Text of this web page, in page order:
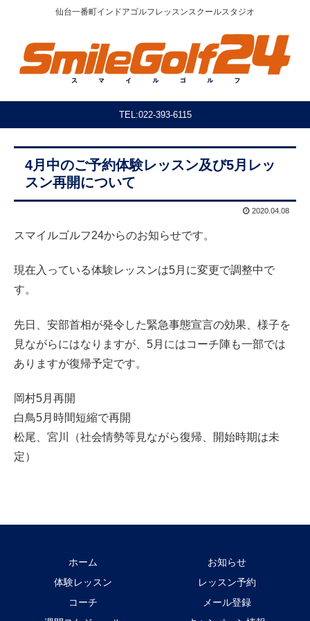
仙台一番町インドアゴルフレッスンスクールスタジオ
TEL:022-393-6115
4月中のご予約体験レッスン及び5月レッ
スン再開について
2020.04.08
スマイルゴルフ24からのお知らせです。
現在入っている体験レッスンは5月に変更で調整中で
す。
先日、安部首相が発令した緊急事態宣言の効果、様子を
見ながらにはなりますが、5月にはコーチ陣も一部では
ありますが復帰予定です。
岡村5月再開
白鳥5月時間短縮で再開
松尾、宮川（社会情勢等見ながら復帰、開始時期は未
定）
ホーム
お知らせ
体験レッスン
レッスン予約
コーチ
メール登録